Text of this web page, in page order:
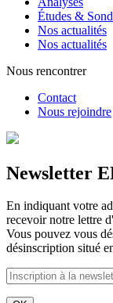
Études &
Nos actualités
Nos actualités
Nous rencontrer
Contact
Nous rejoindre
Newsletter
En indiquant votre
recevoir notre lettre
Vous pouvez vous
désinscription situé